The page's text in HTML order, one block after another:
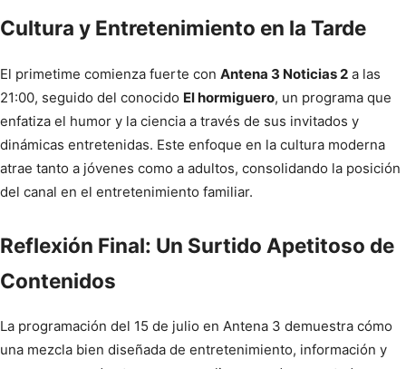
Cultura y Entretenimiento en la Tarde
El primetime comienza fuerte con Antena 3 Noticias 2 a las
21:00, seguido del conocido El hormiguero, un programa que
enfatiza el humor y la ciencia a través de sus invitados y
dinámicas entretenidas. Este enfoque en la cultura moderna
atrae tanto a jóvenes como a adultos, consolidando la posición
del canal en el entretenimiento familiar.
Reflexión Final: Un Surtido Apetitoso de
Contenidos
La programación del 15 de julio en Antena 3 demuestra cómo
una mezcla bien diseñada de entretenimiento, información y